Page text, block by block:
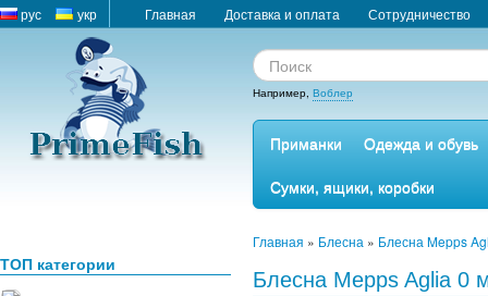
рус укр Главная Доставка и оплата Сотрудничество
Например, Воблер
Приманки
Одежда и обувь
Сумки, ящики, коробки
ТОП категории
Главная » Блесна » Блесна Mepps
Блесна Mepps Aglia 0